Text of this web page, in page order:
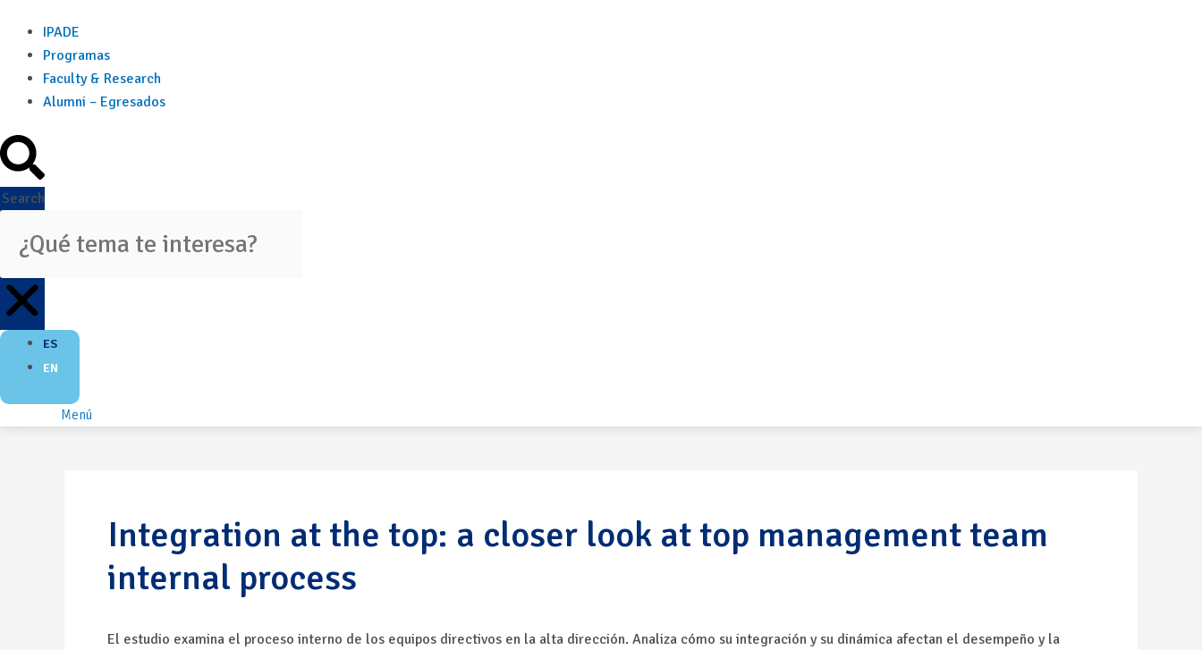
IPADE
Programas
Faculty & Research
Alumni – Egresados
Search
ES
EN
Menú
Integration at the top: a closer look at top management team
internal process
El estudio examina el proceso interno de los equipos directivos en la alta dirección. Analiza cómo su integración y su dinámica afectan el desempeño y la